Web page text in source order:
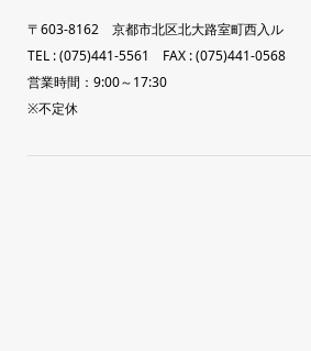
〒603-8162 京都市北区北大路室町西入ル
TEL : (075)441-5561 FAX : (075)441-0568
営業時間：9:00～17:30
※不定休